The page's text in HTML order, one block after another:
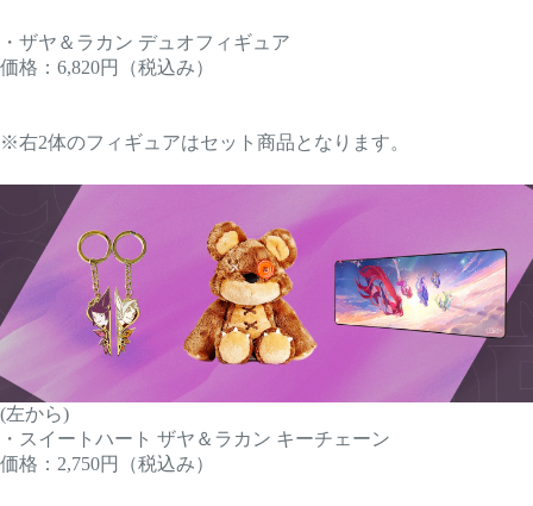
・ザヤ＆ラカン デュオフィギュア
価格：6,820円（税込み）
※右2体のフィギュアはセット商品となります。
(左から)
・スイートハート ザヤ＆ラカン キーチェーン
価格：2,750円（税込み）